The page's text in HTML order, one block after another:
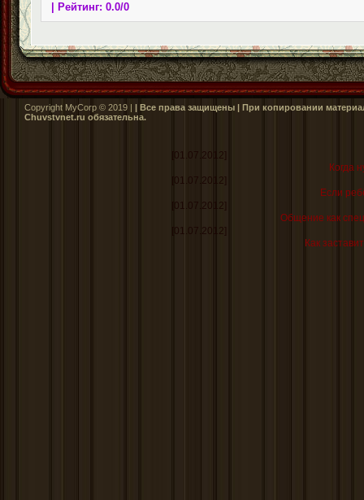
| Рейтинг: 0.0/0
Copyright MyCorp © 2019 | | Все права защищены | При копировании
Сhuvstvnet.ru обязательна.
[01.07.2012]
Когда
[01.07.2012]
Если
[01.07.2012]
Общение как
[01.07.2012]
Как